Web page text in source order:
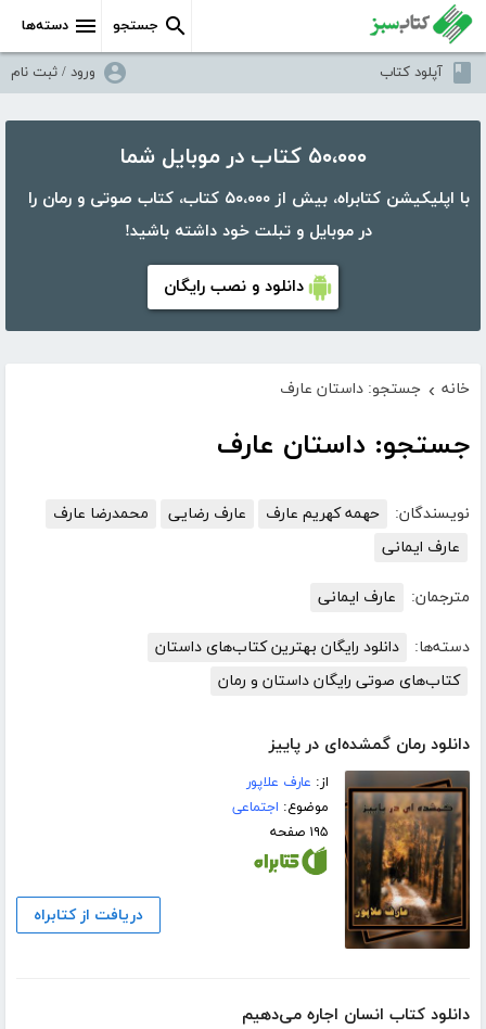
دسته‌ها جستجو
آپلود کتاب ورود / ثبت نام
۵۰،۰۰۰ کتاب در موبایل شما
با اپلیکیشن کتابراه، بیش از ۵۰،۰۰۰ کتاب، کتاب صوتی و رمان را
در موبایل و تبلت خود داشته باشید!
دانلود و نصب رایگان
خانه › جستجو: داستان عارف
جستجو: داستان عارف
نویسندگان: حهمه کهریم عارف عارف رضایی
محمدرضا عارف
عارف ایمانی
مترجمان: عارف ایمانی
دسته‌ها:
دانلود رایگان بهترین کتاب‌های داستان
کتاب‌های صوتی رایگان داستان و رمان
دانلود رمان گمشده‌ای در پاییز
از: عارف علاپور
موضوع: اجتماعی
۱۹۵ صفحه
دریافت از کتابراه
دانلود کتاب انسان اجاره می‌دهیم